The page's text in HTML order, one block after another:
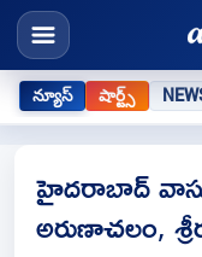
న్యూస్ షార్ట్స్
హైదరాబాద్
అరుణాచలం,